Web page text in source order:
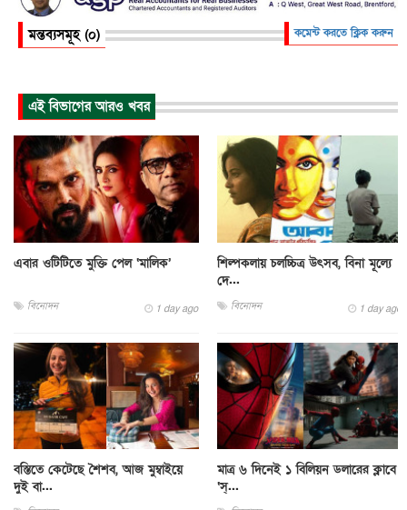
মন্তব্যসমূহ (০) কমেন্ট করতে ক্লিক করুন
এই বিভাগের আরও খবর
এবার ওটিটিতে মুক্তি পেল ‘মালিক’
বিনোদন 1 day ago
শিল্পকলায় চলচ্চিত্র উৎসব, বিনা মূল্যে
দে...
বিনোদন 1 day ago
বস্তিতে কেটেছে শৈশব, আজ মুম্বাইয়ে
দুই বা...
মাত্র ৬ দিনেই ১ বিলিয়ন ডলারের ক্লাবে
‘স্...